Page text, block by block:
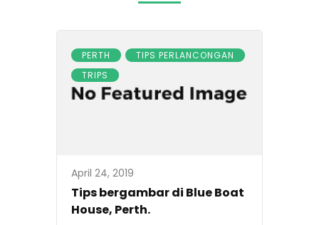
PERTH
TIPS PERLANCONGAN
TRIPS
April 24, 2019
Tips bergambar di Blue Boat
House, Perth.